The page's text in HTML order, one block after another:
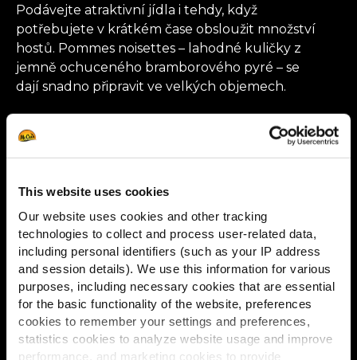
This website uses cookies
Our website uses cookies and other tracking
technologies to collect and process user-related data,
including personal identifiers (such as your IP address
and session details). We use this information for various
purposes, including necessary cookies that are essential
for the basic functionality of the website, preferences
cookies to remember your settings and preferences,
statistics cookies to analyze website usage and improve
performance, and marketing cookies to provide
Podávejte atraktivní jídla i tehdy, když
potřebujete v krátkém čase obsloužit množství
hostů. Pommes noisettes – lahodné kuličky z
jemně ochuceného bramborového pyré – se
dají snadno připravit ve velkých objemech.
ROZŠIŘTE A DIVERZIFIKUJTE
SVŮJ JÍDELNÍ LÍSTEK
Klasické hranolky, patatas bravas, krokety,
palačinky nebo nastrouhané a opečené
brambory – jako hlavní jídlo nebo příloha.
Zůstanou teplé a čerstvé celé hodiny.
UŽÍVEJTE SI VYSOKOU
KVALITU PO CELÝ ROK